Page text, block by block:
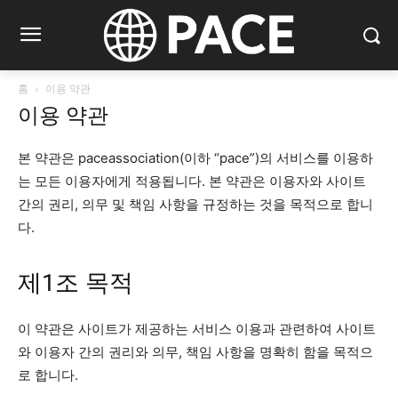
홈 이용 약관
이용 약관
본 약관은 paceassociation(이하 “pace”)의 서비스를 이용하
는 모든 이용자에게 적용됩니다. 본 약관은 이용자와 사이트
간의 권리, 의무 및 책임 사항을 규정하는 것을 목적으로 합니
다.
제1조 목적
이 약관은 사이트가 제공하는 서비스 이용과 관련하여 사이트
와 이용자 간의 권리와 의무, 책임 사항을 명확히 함을 목적으
로 합니다.